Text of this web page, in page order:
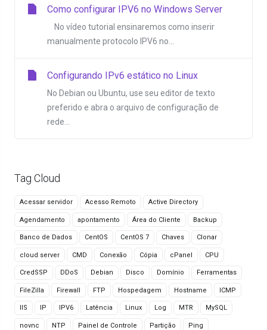
Tag Cloud
Acessar servidor Acesso Remoto Active Directory
Agendamento apontamento Área do Cliente Backup
Banco de Dados CentOS CentOS 7 Chaves Clonar
cloud server CMD Conexão Cópia cPanel CPU
CredSSP DDoS Debian Disco Domínio Ferramentas
FileZilla Firewall FTP Hospedagem Hostname ICMP
IIS IP IPV6 Latência Linux Log MTR MySQL
novnc NTP Painel de Controle Partição Ping
Como configurar IPV6 no Windows Server
No vídeo tutorial ensinaremos como inserir
manualmente protocolo IPV6 no...
Configurando IPv6 estático no Linux
No Debian ou Ubuntu, use seu editor de texto
preferido e abra o arquivo de configuração de
rede...